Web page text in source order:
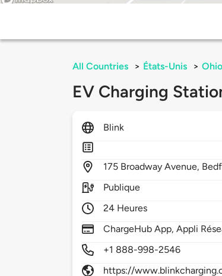
All Countries > États-Unis > Ohio
EV Charging
Blink
175 Broadway Avenue,
Publique
24 Heures
ChargeHub App, Appli
+1 888-998-2546
https://